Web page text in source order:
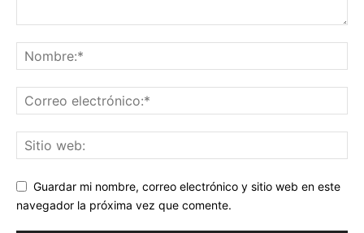
Guardar mi nombre, correo electrónico y sitio web en este
navegador la próxima vez que comente.